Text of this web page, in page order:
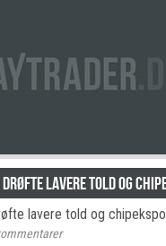
drøfte lavere told og
lavere told og